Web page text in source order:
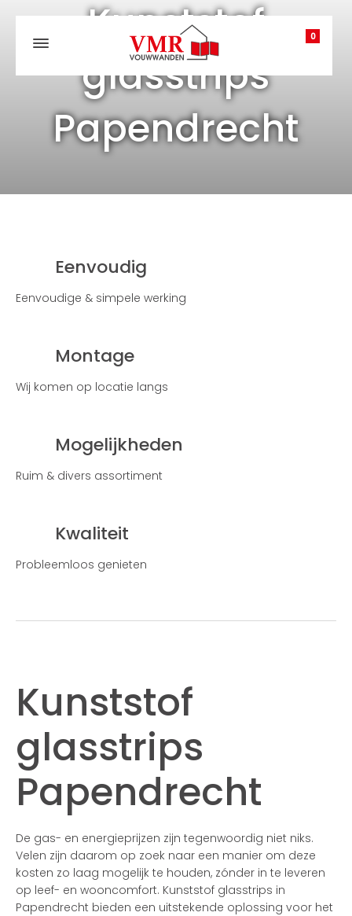
0
Kunststof
glasstrips
Papendrecht
Eenvoudig
Eenvoudige & simpele werking
Montage
Wij komen op locatie langs
Mogelijkheden
Ruim & divers assortiment
Kwaliteit
Probleemloos genieten
Kunststof
glasstrips
Papendrecht
De gas- en energieprijzen zijn tegenwoordig niet niks.
Velen zijn daarom op zoek naar een manier om deze
kosten zo laag mogelijk te houden, zónder in te leveren
op leef- en wooncomfort. Kunststof glasstrips in
Papendrecht bieden een uitstekende oplossing voor het